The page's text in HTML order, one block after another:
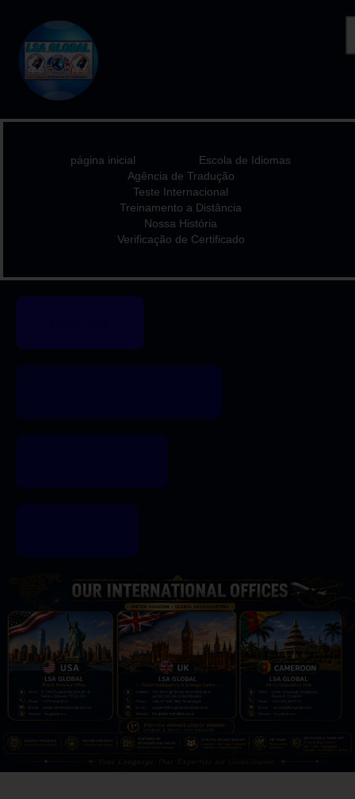
página inicial
Escola de Idiomas
Agência de Tradução
Teste Internacional
Treinamento a Distância
Nossa História
Verificação de Certificado
PÁGINA INICIAL
ESCOLA DE IDIOMAS
TESTE INTERNACIONAL
TREINAMENTO A
DISTÂNCIA
NOSSA HISTÓRIA
CERTIFICADO